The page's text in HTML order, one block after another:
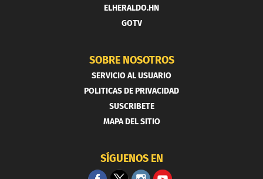
ELHERALDO.HN
GOTV
SOBRE NOSOTROS
SERVICIO AL USUARIO
POLITICAS DE PRIVACIDAD
SUSCRIBETE
MAPA DEL SITIO
SÍGUENOS EN